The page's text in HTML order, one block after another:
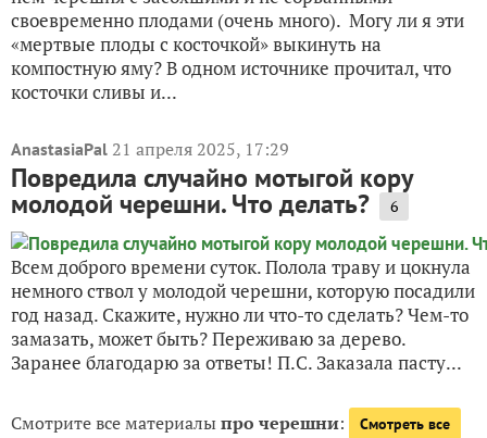
своевременно плодами (очень много). Могу ли я эти
«мертвые плоды с косточкой» выкинуть на
компостную яму? В одном источнике прочитал, что
косточки сливы и...
AnastasiaPal 21 апреля 2025, 17:29
Повредила случайно мотыгой кору
молодой черешни. Что делать? 6
Всем доброго времени суток. Полола траву и цокнула
немного ствол у молодой черешни, которую посадили
год назад. Скажите, нужно ли что-то сделать? Чем-то
замазать, может быть? Переживаю за дерево.
Заранее благодарю за ответы! П.С. Заказала пасту...
Смотрите все материалыпро черешни: Смотреть все